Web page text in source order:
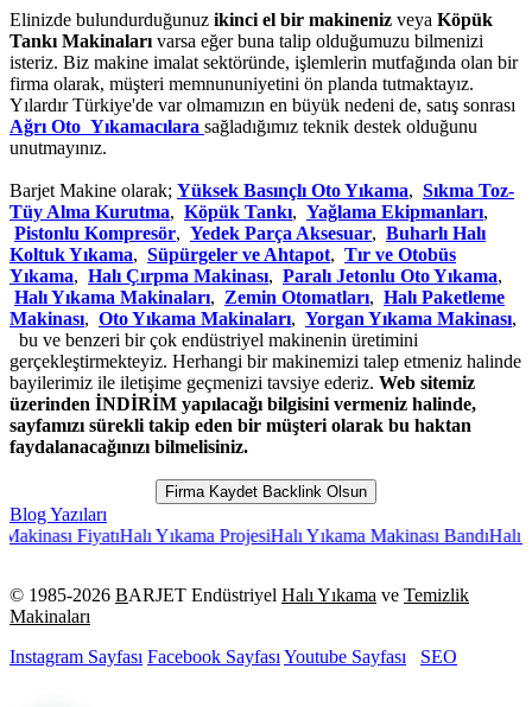
Elinizde bulundurduğunuz ikinci el bir makineniz veya Köpük
Tankı Makinalarıvarsa eğer buna talip olduğumuzu bilmenizi
isteriz. Biz makine imalat sektöründe, işlemlerin mutfağında olan bir
firma olarak, müşteri memnununiyetini ön planda tutmaktayız.
Yılardır Türkiye'de var olmamızın en büyük nedeni de, satış sonrası
Ağrı Oto Yıkamacılara sağladığımız teknik destek olduğunu
unutmayınız.
Barjet Makine olarak; Yüksek Basınçlı Oto Yıkama, Sıkma Toz-
Tüy Alma Kurutma, Köpük Tankı, Yağlama Ekipmanları,
Pistonlu Kompresör, Yedek Parça Aksesuar, Buharlı Halı
Koltuk Yıkama, Süpürgeler ve Ahtapot, Tır ve Otobüs
Yıkama, Halı Çırpma Makinası, Paralı Jetonlu Oto Yıkama,
Halı Yıkama Makinaları, Zemin Otomatları, Halı Paketleme
Makinası, Oto Yıkama Makinaları, Yorgan Yıkama Makinası,
bu ve benzeri bir çok endüstriyel makinenin üretimini
gerçekleştirmekteyiz. Herhangi bir makinemizi talep etmeniz halinde
bayilerimiz ile iletişime geçmenizi tavsiye ederiz. Web sitemiz
üzerinden İNDİRİM yapılacağı bilgisini vermeniz halinde,
sayfamızı sürekli takip eden bir müşteri olarak bu haktan
faydalanacağınızı bilmelisiniz.
Firma Kaydet Backlink Olsun
Blog Yazıları
FiyatıHalı Yıkama ProjesiHalı Yıkama Makinası BandıHalı
© 1985-2026 BARJET Endüstriyel Halı Yıkama ve Temizlik
Makinaları
Instagram Sayfası Facebook SayfasıYoutube Sayfası SEO